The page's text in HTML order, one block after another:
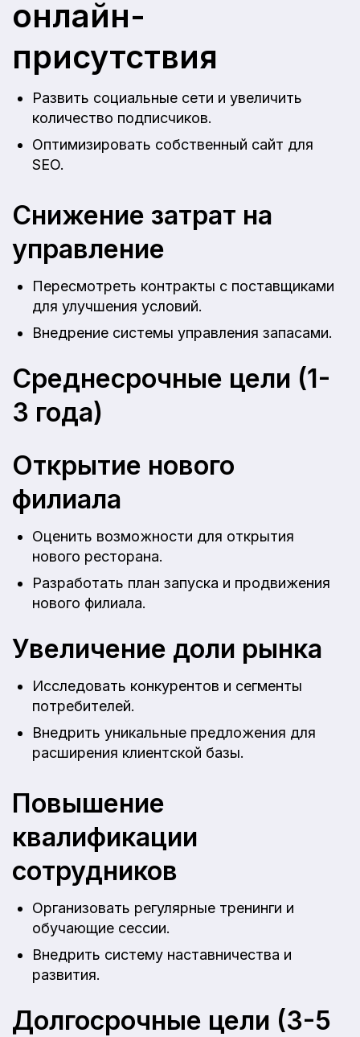
онлайн-
присутствия
Развить социальные сети и увеличить
количество подписчиков.
Оптимизировать собственный сайт для
SEO.
Снижение затрат на
управление
Пересмотреть контракты с поставщиками
для улучшения условий.
Внедрение системы управления запасами.
Среднесрочные цели (1-
3 года)
Открытие нового
филиала
Оценить возможности для открытия
нового ресторана.
Разработать план запуска и продвижения
нового филиала.
Увеличение доли рынка
Исследовать конкурентов и сегменты
потребителей.
Внедрить уникальные предложения для
расширения клиентской базы.
Повышение
квалификации
сотрудников
Организовать регулярные тренинги и
обучающие сессии.
Внедрить систему наставничества и
развития.
Долгосрочные цели (3-5